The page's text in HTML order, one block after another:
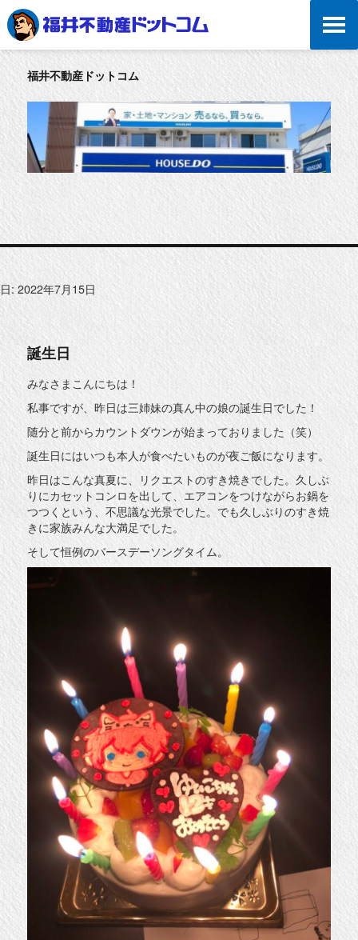
福井不動産ドットコム
日: 2022年7月15日
誕生日
みなさまこんにちは！
私事ですが、昨日は三姉妹の真ん中の娘の誕生日でした！
随分と前からカウントダウンが始まっておりました（笑）
誕生日にはいつも本人が食べたいものが夜ご飯になります。
昨日はこんな真夏に、リクエストのすき焼きでした。久しぶ
りにカセットコンロを出して、エアコンをつけながらお鍋を
つつくという、不思議な光景でした。でも久しぶりのすき焼
きに家族みんな大満足でした。
そして恒例のバースデーソングタイム。